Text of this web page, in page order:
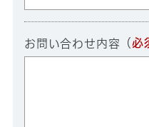
お問い合わせ内容 （必